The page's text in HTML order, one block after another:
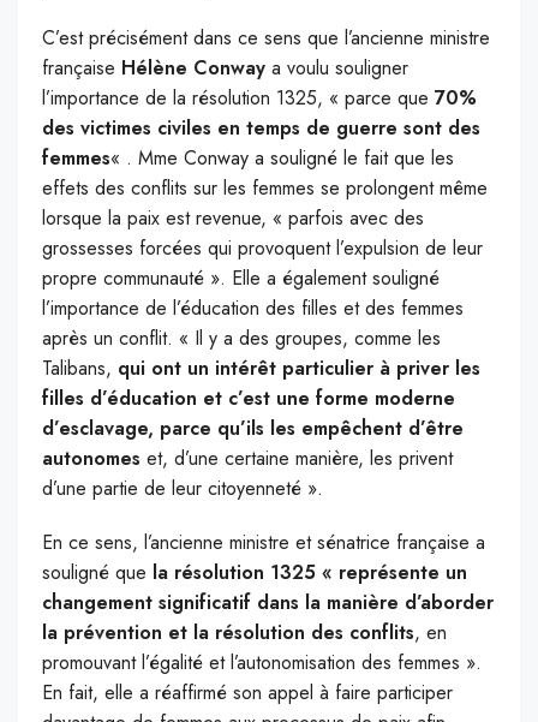
C’est précisément dans ce sens que l’ancienne ministre
française Hélène Conway a voulu souligner
l’importance de la résolution 1325, « parce que 70%
des victimes civiles en temps de guerre sont des
femmes« . Mme Conway a souligné le fait que les
effets des conflits sur les femmes se prolongent même
lorsque la paix est revenue, « parfois avec des
grossesses forcées qui provoquent l’expulsion de leur
propre communauté ». Elle a également souligné
l’importance de l’éducation des filles et des femmes
après un conflit. « Il y a des groupes, comme les
Talibans, qui ont un intérêt particulier à priver les
filles d’éducation et c’est une forme moderne
d’esclavage, parce qu’ils les empêchent d’être
autonomes et, d’une certaine manière, les privent
d’une partie de leur citoyenneté ».
En ce sens, l’ancienne ministre et sénatrice française a
souligné que la résolution 1325 « représente un
changement significatif dans la manière d’aborder
la prévention et la résolution des conflits, en
promouvant l’égalité et l’autonomisation des femmes ».
En fait, elle a réaffirmé son appel à faire participer